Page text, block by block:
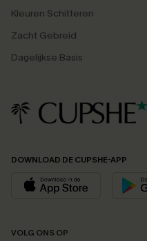
Kleuren Schitteren
Zacht Gebreid
Dagelijkse Basis
DOWNLOAD DE CUPSHE-APP
VOLG ONS OP